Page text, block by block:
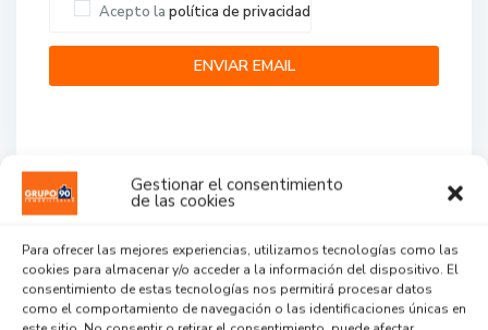
Gestionar el consentimiento
de las cookies
Para ofrecer las mejores experiencias, utilizamos tecnologías como las
cookies para almacenar y/o acceder a la información del dispositivo. El
consentimiento de estas tecnologías nos permitirá procesar datos
como el comportamiento de navegación o las identificaciones únicas en
Acepto la política de privacidad
...